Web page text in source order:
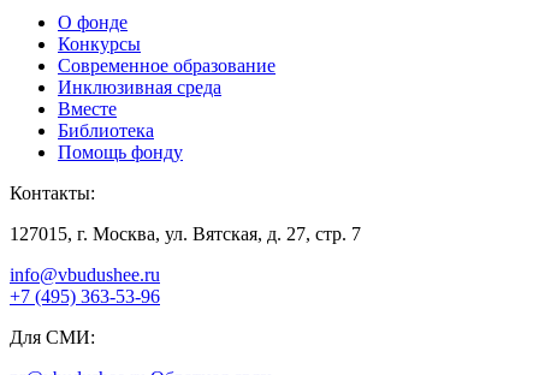
О фонде
Конкурсы
Современное образование
Инклюзивная среда
Вместе
Библиотека
Помощь фонду
Контакты:
127015, г. Москва, ул. Вятская, д. 27, стр. 7
info@vbudushee.ru
+7 (495) 363-53-96
Для СМИ: